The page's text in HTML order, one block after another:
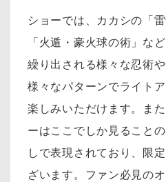
ショーでは、カカシの「
「火遁・ 豪火球の術」な
繰り出される様々な忍術
様々なパターンでライト
楽しみいただけます。ま
ーはここでしか見ること
しで表現されており、限
ざいます。 ファン必見の